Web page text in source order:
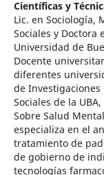
Científicas y
Lic. en Sociología,
Sociales y Doctora
Universidad de
Docente
diferentes
de Investigaciones
Sociales de la
Sobre Salud
especializa en el
tratamiento de
de gobierno de
tecnologías